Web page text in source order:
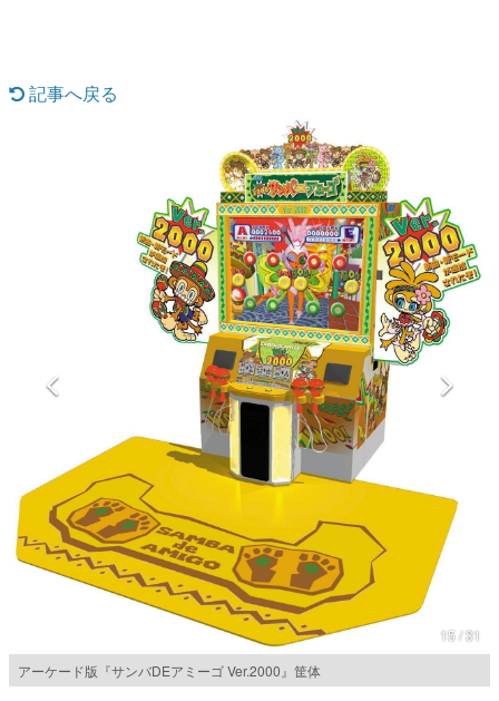
その他
電ファミニコゲーマーとは？
記事へ戻る
15 / 31
アーケード版『サンバDEアミーゴ Ver.2000』筐体